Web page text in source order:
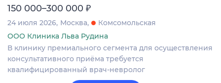
150 000–300 000 ₽
24 июля 2026 Москва
Комсомольская
ООО Клиника Льва Рудина
В клинику премиального сегмента для осуществления
консультативного приёма требуется
квалифицированный врач-невролог